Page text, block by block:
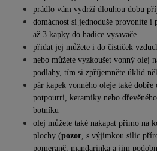
prádlo vám vydrží dlouhou dobu
domácnost si jednoduše provoníte i
až 3 kapky do hadice vysavače
přidat jej můžete i do čističek
nebo můžete vyzkoušet vonný olej
podlahy, tím si zpříjemněte úklid
pár kapek vonného oleje také
potpourri, keramiky nebo
botníku
olej můžete také nakapat přímo na
plochy (pozor , s výjimkou silic
pomeranč, mandarinka a jim